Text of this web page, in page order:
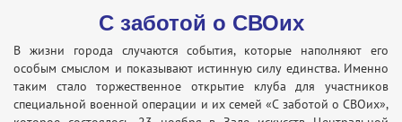
С заботой о СВОих
В жизни города случаются события, которые наполняют его
особым смыслом и показывают истинную силу единства. Именно
таким стало торжественное открытие клуба для участников
специальной военной операции и их семей «С заботой о СВОих»,